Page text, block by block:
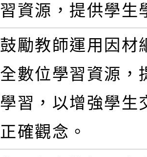
習資源，提供學生
鼓勵教師運用因材
全數位學習資源，
學習，以增強學生
正確觀念。